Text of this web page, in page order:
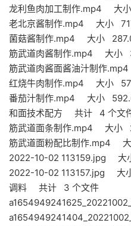
龙利鱼肉加工制作.mp4 大
老北京酱制作.mp4 大小
菌菇酱制作.mp4 大小
筋武道肉酱制作.mp4 大小
筋武道肉酱面酱油汁制作
红烧牛肉制作.mp4 大小
番茄汁制作.mp4 大小
和面技术配方 共计 4 个文
筋武道面条制作.mp4 大小
筋武道面粉配比制作.mp4
2022-10-02 113159.jpg 大
2022-10-02 113157.jpg 大
调料 共计 3 个文件